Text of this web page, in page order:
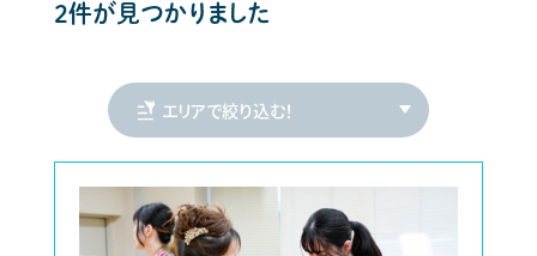
2件が見つかりました